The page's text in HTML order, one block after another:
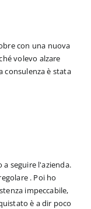
con una nuova
volevo alzare
consulenza è stata
seguire l'azienda.
. Poi ho
impeccabile,
è a dir poco